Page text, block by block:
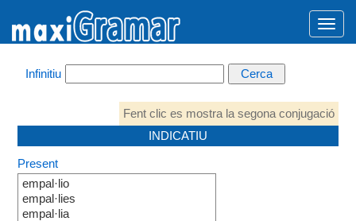
Infinitiu
Fent clic es mostra la segona conjugació
INDICATIU
Present
empal·lio
empal·lies
empal·lia